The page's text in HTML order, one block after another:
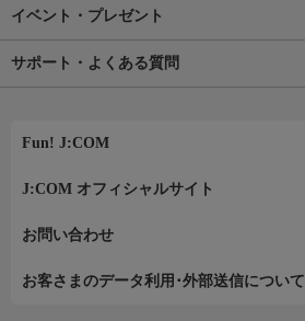
イベント・プレゼント
サポート・よくある質問
Fun! J:COM
J:COM オフィシャルサイト
お問い合わせ
お客さまのデータ利用･外部送信について